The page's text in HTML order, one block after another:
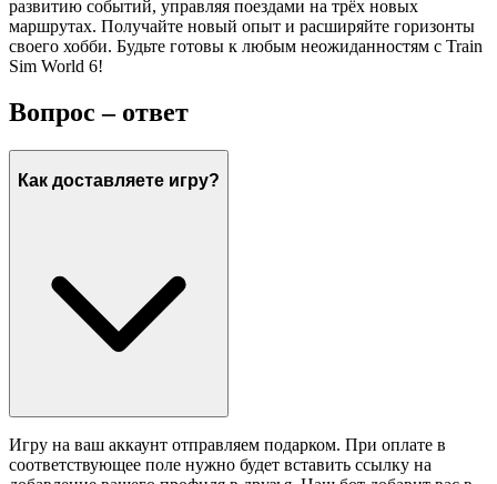
развитию событий, управляя поездами на трёх новых
маршрутах. Получайте новый опыт и расширяйте горизонты
своего хобби. Будьте готовы к любым неожиданностям с Train
Sim World 6!
Вопрос – ответ
Как доставляете игру?
Игру на ваш аккаунт отправляем подарком. При оплате в
соответствующее поле нужно будет вставить ссылку на